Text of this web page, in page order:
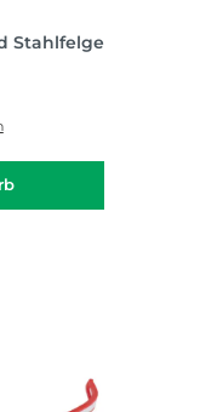
Stahlfelge